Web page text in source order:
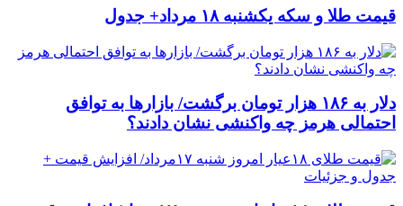
قیمت طلا و سکه یکشنبه ۱۸ مرداد+ جدول
دلار به ۱۸۶ هزار تومان برگشت/ بازارها به توافق
احتمالی هرمز چه واکنشی نشان دادند؟